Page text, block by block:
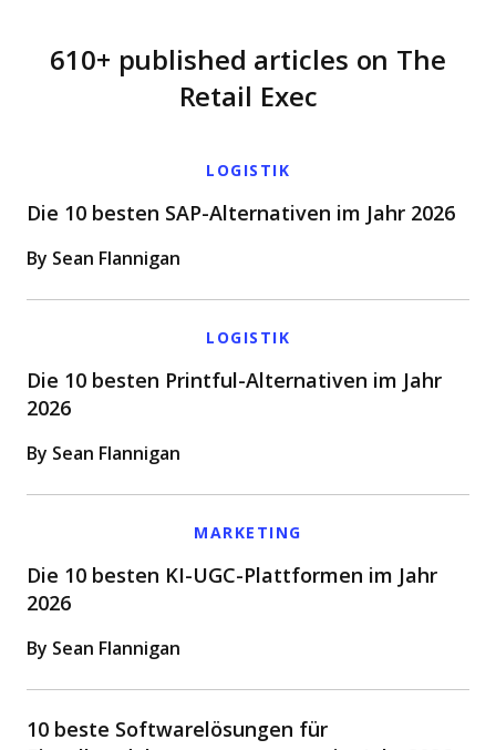
610+ published articles on The
Retail Exec
LOGISTIK
Die 10 besten SAP-Alternativen im Jahr 2026
By Sean Flannigan
LOGISTIK
Die 10 besten Printful-Alternativen im Jahr
2026
By Sean Flannigan
MARKETING
Die 10 besten KI-UGC-Plattformen im Jahr
2026
By Sean Flannigan
10 beste Softwarelösungen für